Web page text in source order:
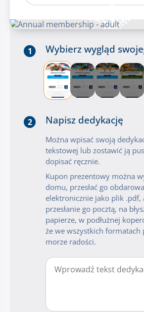
1 Wybierz wygląd
2 Napisz dedykację
Można wpisać swoją
tekstowej lub zostawić ją
dopisać ręcznie.
Kupon prezentowy można
domu, przesłać go
elektronicznie jako plik .pdf,
przesłanie go pocztą, na
papierze, w podłużnej
że we wszystkich formatach
morze radości.